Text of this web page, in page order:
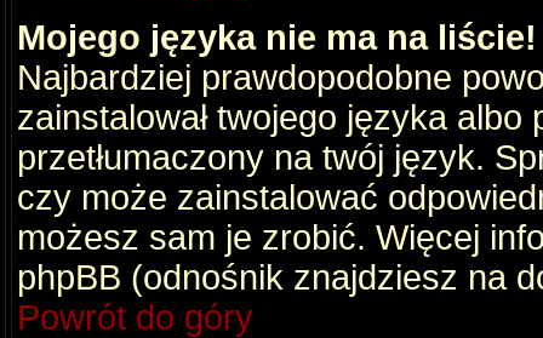
Mojego języka nie ma na liście!
Najbardziej prawdopodobne
zainstalował twojego języka albo
przetłumaczony na twój język.
czy może zainstalować
możesz sam je zrobić. Więcej
phpBB (odnośnik znajdziesz na
Powrót do góry